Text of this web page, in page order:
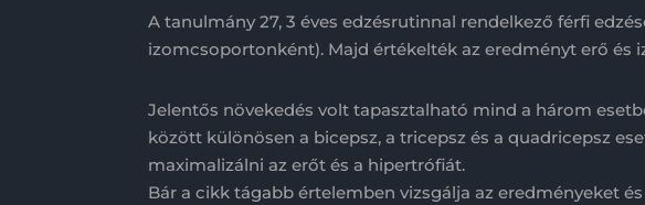
A tanulmány 27, 3 éves edzésrutinnal rendelkező férfi
izomcsoportonként). Majd értékelték az eredményt erő és
Jelentős növekedés volt tapasztalható mind a három
között különösen a bicepsz, a tricepsz és a quadricepsz
maximalizálni az erőt és a hipertrófiát.
Bár a cikk tágabb értelemben vizsgálja az eredményeket